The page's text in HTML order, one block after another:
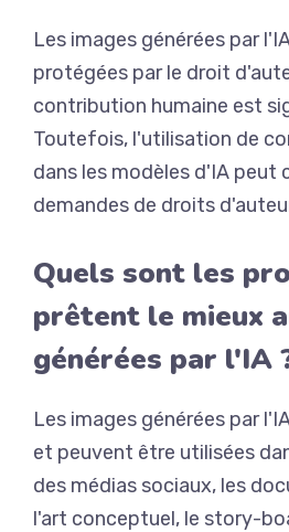
Les images générées par
protégées par le droit
contribution humaine est
Toutefois, l'utilisation de
dans les modèles d'IA peut
demandes de droits
Quels sont les
prêtent le mieux
générées par l'IA
Les images générées par
et peuvent être utilisées
des médias sociaux, les
l'art conceptuel, le story-